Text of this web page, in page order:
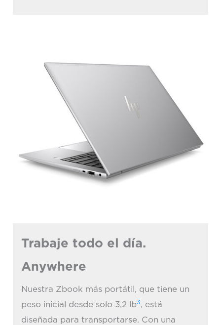
Trabaje todo el día.
Anywhere
Nuestra Zbook más portátil, que tiene un
peso inicial desde solo 3,2 lb3, está
diseñada para transportarse. Con una